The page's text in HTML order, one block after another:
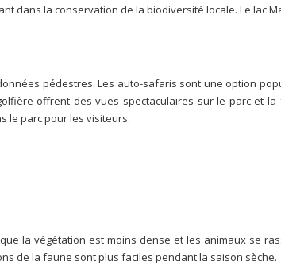
dans la conservation de la biodiversité locale. Le lac
pédestres. Les auto-safaris sont une option
offrent des vues spectaculaires sur le parc et
le parc pour les visiteurs.
la végétation est moins dense et les animaux se
de la faune sont plus faciles pendant la saison sèche.